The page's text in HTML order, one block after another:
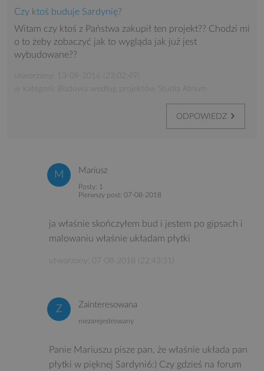
Czy ktoś buduje Sardynię?
Witam czy ktoś z Państwa zakupił ten projekt?? Chodzi mi
o to żeby zobaczyć jak to wygląda jak już jest
wybudowane??
utworzony: 13-09-2016 (23:02:49)
w kategorii: Budowa według projektów Studia Atrium
ODPOWIEDZ
Mariusz
Posty: 1
Pierwszy post: 07-08-2018
ja właśnie skończyłem bud i jestem po gipsach i
malowaniu właśnie układam płytki
utworzony: 07-08-2018 (22:43:31)
Zainteresowana
niezarejestrowany
Panie Mariuszu pisze pan, że właśnie układa pan
płytki w pięknej Sardyni6:) Czy gdzieś na forum